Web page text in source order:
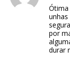
Ótima
por
durar